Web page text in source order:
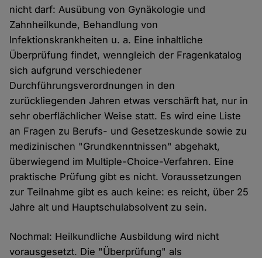
nicht darf: Ausübung von Gynäkologie und
Zahnheilkunde, Behandlung von
Infektionskrankheiten u. a. Eine inhaltliche
Überprüfung findet, wenngleich der Fragenkatalog
sich aufgrund verschiedener
Durchführungsverordnungen in den
zurückliegenden Jahren etwas verschärft hat, nur in
sehr oberflächlicher Weise statt. Es wird eine Liste
an Fragen zu Berufs- und Gesetzeskunde sowie zu
medizinischen "Grundkenntnissen" abgehakt,
überwiegend im Multiple-Choice-Verfahren. Eine
praktische Prüfung gibt es nicht. Voraussetzungen
zur Teilnahme gibt es auch keine: es reicht, über 25
Jahre alt und Hauptschulabsolvent zu sein.
Nochmal: Heilkundliche Ausbildung wird nicht
vorausgesetzt. Die "Überprüfung" als